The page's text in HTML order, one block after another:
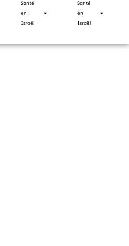
Santé
en
Israël
Santé
en
Israël